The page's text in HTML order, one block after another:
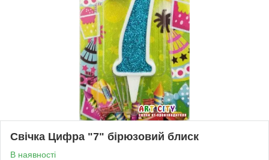
Свічка Цифра "7" бірюзовий блиск
В наявності